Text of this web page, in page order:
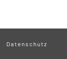
Datenschutz